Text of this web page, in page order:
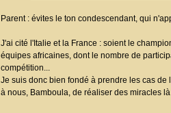
Parent : évites le ton condescendant, qui
J'ai cité l'Italie et la France : soient le
équipes africaines, dont le nombre de
compétition...
Je suis donc bien fondé à prendre les cas
à nous, Bamboula, de réaliser des miracles